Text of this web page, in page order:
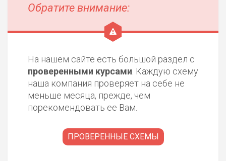
Обратите внимание:
На нашем сайте есть большой раздел с
проверенными курсами. Каждую схему
наша компания проверяет на себе не
меньше месяца, прежде, чем
порекомендовать ее Вам.
ПРОВЕРЕННЫЕ СХЕМЫ